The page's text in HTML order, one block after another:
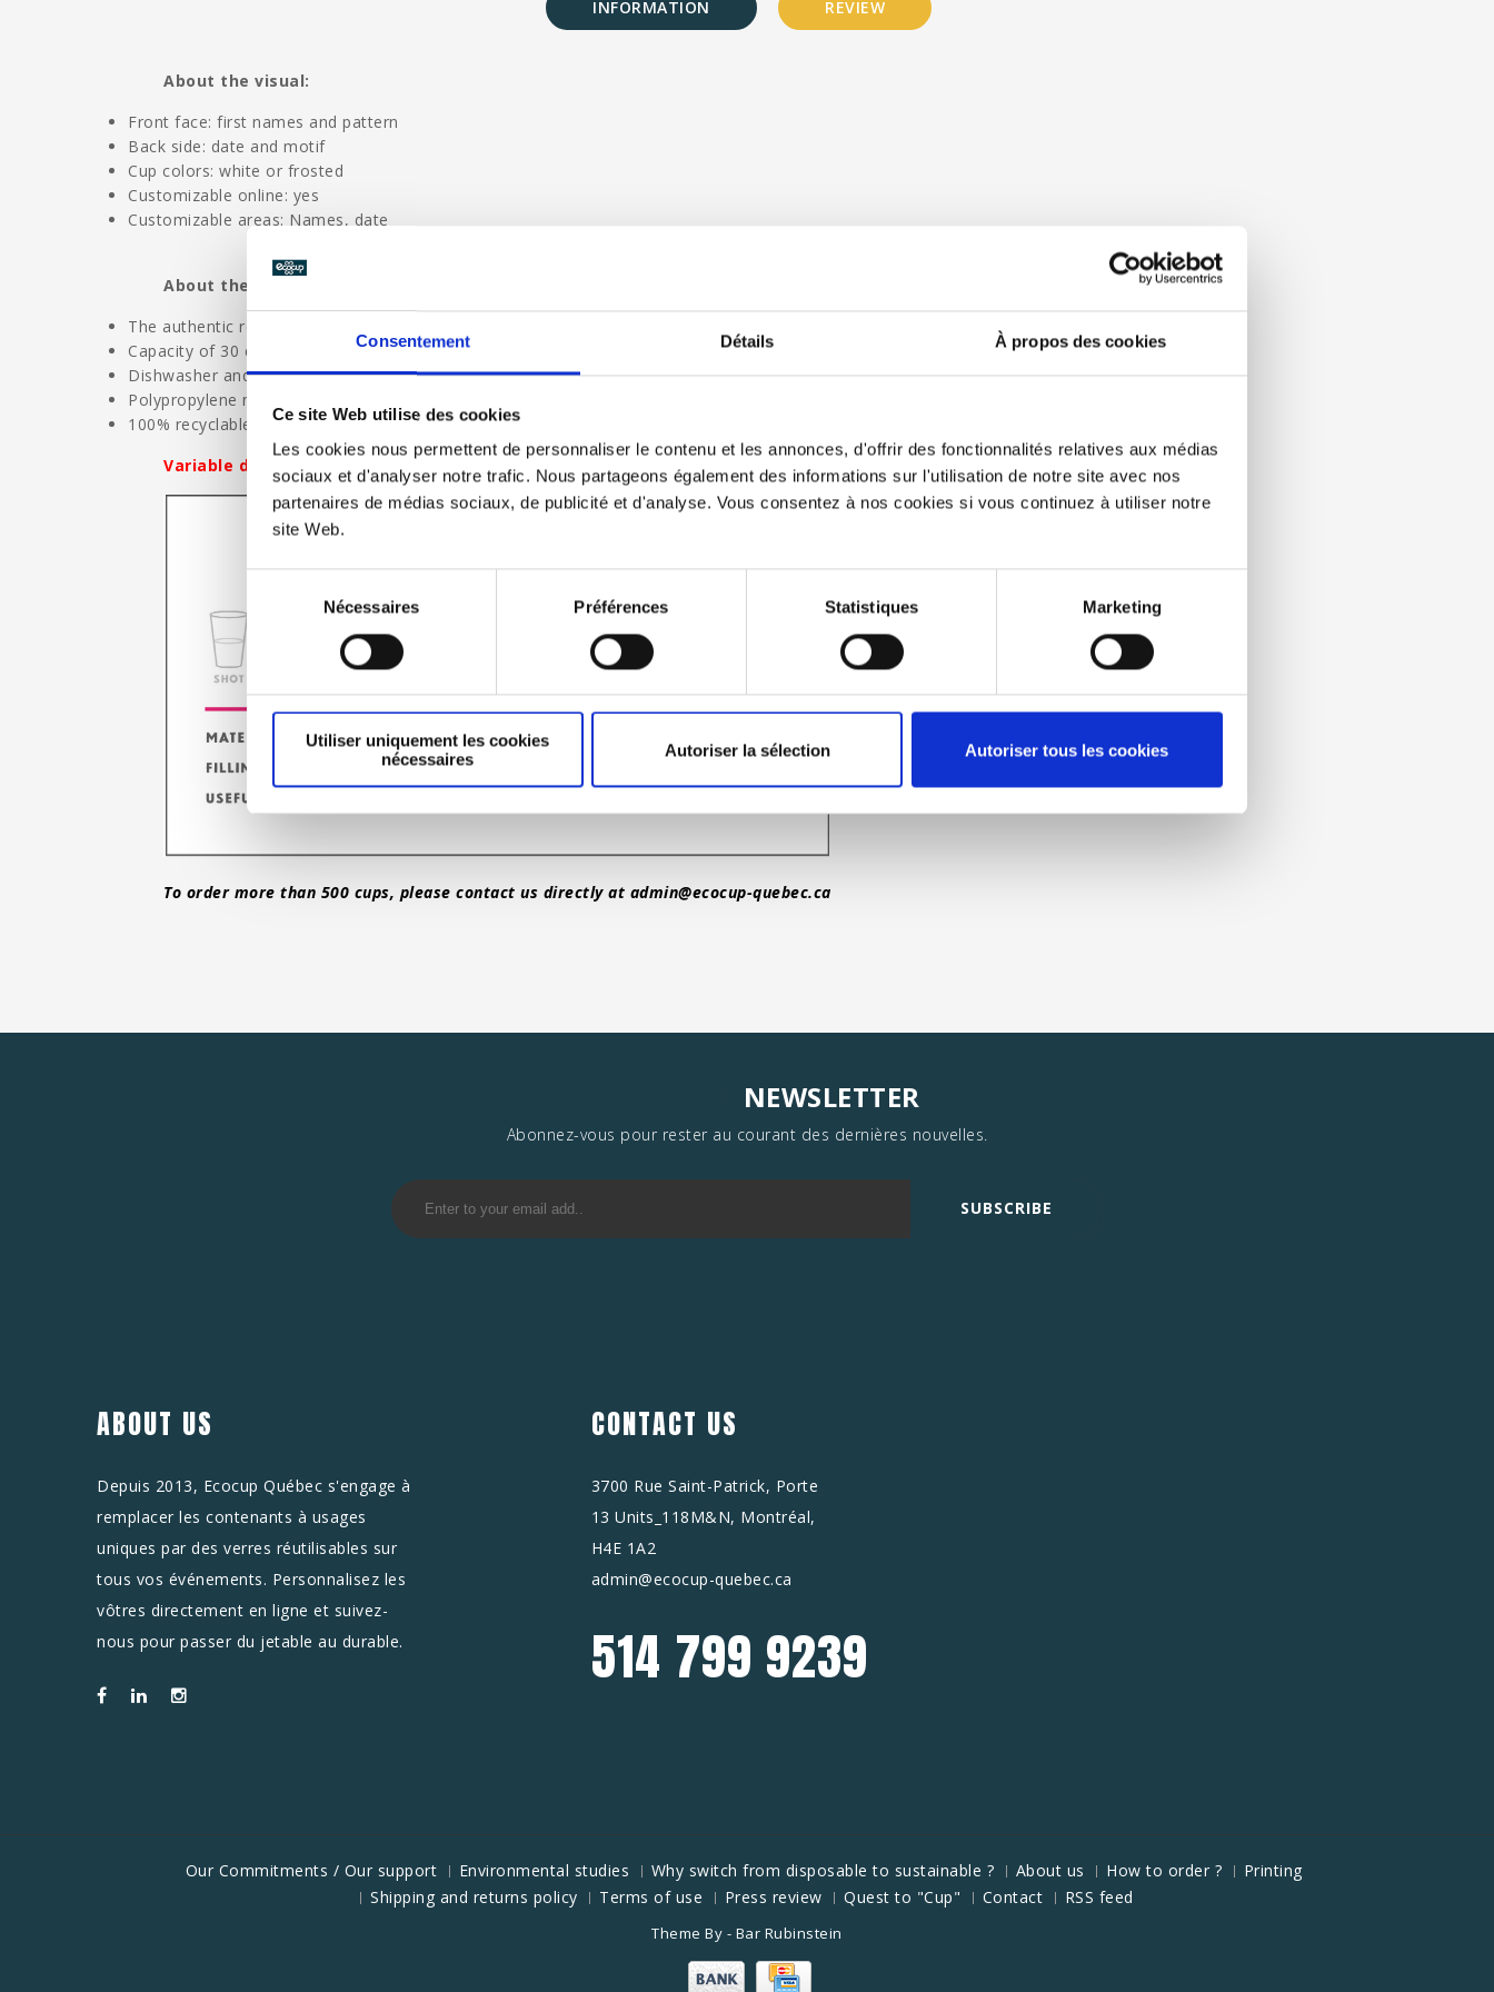
Consentement Détails À propos des cookies
Ce site Web utilise des cookies
Les cookies nous permettent de personnaliser le contenu et les annonces, d'offrir des fonctionnalités relatives aux médias
sociaux et d'analyser notre trafic. Nous partageons également des informations sur l'utilisation de notre site avec nos
partenaires de médias sociaux, de publicité et d'analyse. Vous consentez à nos cookies si vous continuez à utiliser notre
site Web.
consentement
Nécessaires Préférences Statistiques Marketing
Utiliser uniquement les cookies
nécessaires
Autoriser la sélection Autoriser tous les cookies
INFORMATION REVIEW
About the visual:
Front face: first names and pattern
Back side: date and motif
Cup colors: white or frosted
Customizable online: yes
Customizable areas: Names, date
About the ecocup:
The authentic reusable and ecological ecocup
Capacity of 30 cl and height of 11.3 cm
Dishwasher and microwave safe
Polypropylene material without bisphenol A
100% recyclable
Variable delivery time: contact us with the chat leaving your E-mail to get the current time.
To order more than 500 cups, please contact us directly at admin@ecocup-quebec.ca
NEWSLETTER
Abonnez-vous pour rester au courant des dernières nouvelles.
SUBSCRIBE
ABOUT US
Depuis 2013, Ecocup Québec s'engage à
remplacer les contenants à usages
uniques par des verres réutilisables sur
tous vos événements. Personnalisez les
vôtres directement en ligne et suivez-
nous pour passer du jetable au durable.
CONTACT US
3700 Rue Saint-Patrick, Porte
13 Units_118M&N, Montréal,
H4E 1A2
admin@ecocup-quebec.ca
514 799 9239
Our Commitments / Our support Environmental studies Why switch from disposable to sustainable ? About us How to order ?
Printing
Shipping and returns policy
Terms of use Press review Quest to "Cup" Contact RSS feed
Theme By - Bar Rubinstein